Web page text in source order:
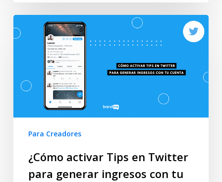
Para Creadores
¿Cómo activar Tips en Twitter
para generar ingresos con tu